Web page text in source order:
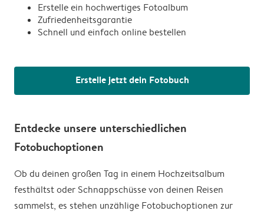
Erstelle ein hochwertiges Fotoalbum
Zufriedenheitsgarantie
Schnell und einfach online bestellen
Erstelle jetzt dein Fotobuch
Entdecke unsere unterschiedlichen
Fotobuchoptionen
Ob du deinen großen Tag in einem Hochzeitsalbum
festhältst oder Schnappschüsse von deinen Reisen
sammelst, es stehen unzählige Fotobuchoptionen zur